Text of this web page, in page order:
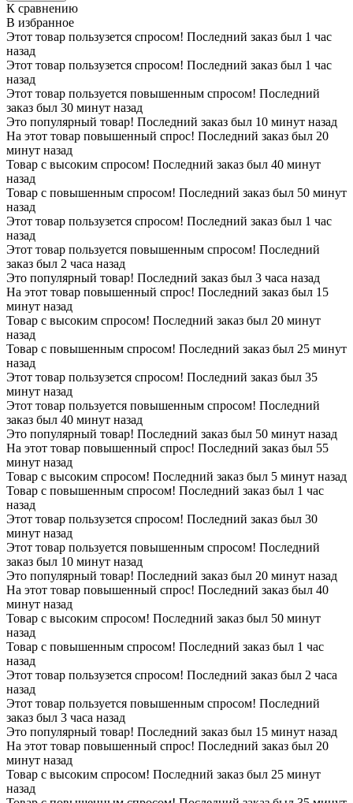
К сравнению
В избранное
Этот товар пользузется спросом! Последний заказ был 1 час
назад
Этот товар пользузется спросом! Последний заказ был 1 час
назад
Этот товар пользуется повышенным спросом! Последний
заказ был 30 минут назад
Это популярный товар! Последний заказ был 10 минут назад
На этот товар повышенный спрос! Последний заказ был 20
минут назад
Товар с высоким спросом! Последний заказ был 40 минут
назад
Товар с повышенным спросом! Последний заказ был 50 минут
назад
Этот товар пользузется спросом! Последний заказ был 1 час
назад
Этот товар пользуется повышенным спросом! Последний
заказ был 2 часа назад
Это популярный товар! Последний заказ был 3 часа назад
На этот товар повышенный спрос! Последний заказ был 15
минут назад
Товар с высоким спросом! Последний заказ был 20 минут
назад
Товар с повышенным спросом! Последний заказ был 25 минут
назад
Этот товар пользузется спросом! Последний заказ был 35
минут назад
Этот товар пользуется повышенным спросом! Последний
заказ был 40 минут назад
Это популярный товар! Последний заказ был 50 минут назад
На этот товар повышенный спрос! Последний заказ был 55
минут назад
Товар с высоким спросом! Последний заказ был 5 минут назад
Товар с повышенным спросом! Последний заказ был 1 час
назад
Этот товар пользузется спросом! Последний заказ был 30
минут назад
Этот товар пользуется повышенным спросом! Последний
заказ был 10 минут назад
Это популярный товар! Последний заказ был 20 минут назад
На этот товар повышенный спрос! Последний заказ был 40
минут назад
Товар с высоким спросом! Последний заказ был 50 минут
назад
Товар с повышенным спросом! Последний заказ был 1 час
назад
Этот товар пользузется спросом! Последний заказ был 2 часа
назад
Этот товар пользуется повышенным спросом! Последний
заказ был 3 часа назад
Это популярный товар! Последний заказ был 15 минут назад
На этот товар повышенный спрос! Последний заказ был 20
минут назад
Товар с высоким спросом! Последний заказ был 25 минут
назад